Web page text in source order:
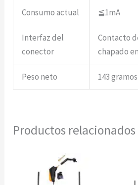
Consumo actual ≦1mA
Interfaz del
conector
Contacto
chapado
Peso neto 143 gramos
Productos relacionados